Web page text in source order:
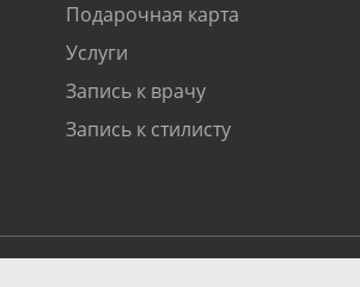
Подарочная карта
Услуги
Запись к врачу
Запись к стилисту